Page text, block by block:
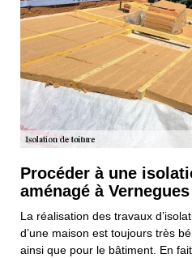
Procéder à une
aménagé à Vernegues
La réalisation des travaux
d’une maison est toujours très
ainsi que pour le bâtiment. En